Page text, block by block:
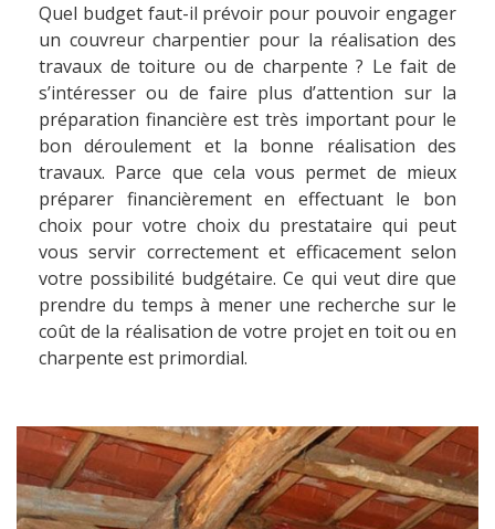
Quel budget faut-il prévoir pour pouvoir engager
un couvreur charpentier pour la réalisation des
travaux de toiture ou de charpente ? Le fait de
s’intéresser ou de faire plus d’attention sur la
préparation financière est très important pour le
bon déroulement et la bonne réalisation des
travaux. Parce que cela vous permet de mieux
préparer financièrement en effectuant le bon
choix pour votre choix du prestataire qui peut
vous servir correctement et efficacement selon
votre possibilité budgétaire. Ce qui veut dire que
prendre du temps à mener une recherche sur le
coût de la réalisation de votre projet en toit ou en
charpente est primordial.